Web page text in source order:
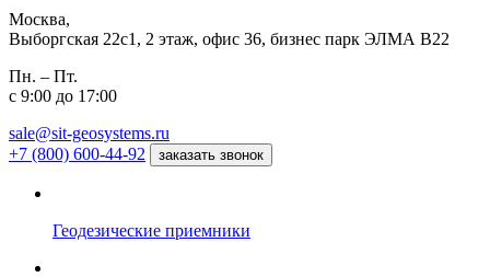
Москва,
Выборгская 22с1, 2 этаж, офис 36, бизнес парк ЭЛМА В22
Пн. – Пт.
с 9:00 до 17:00
sale@sit-geosystems.ru
+7 (800) 600-44-92
заказать звонок
Геодезические приемники